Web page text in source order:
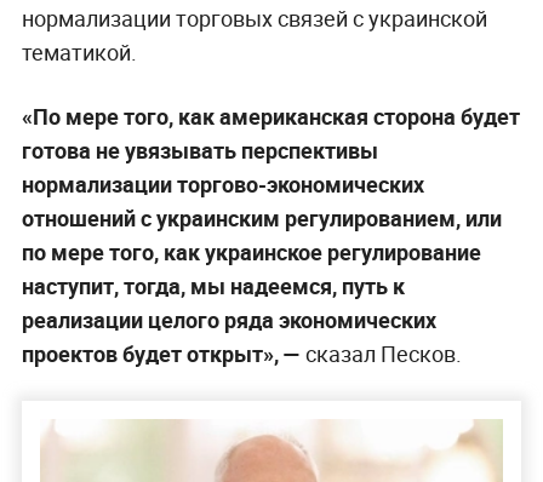
нормализации торговых связей с украинской
тематикой.
«По мере того, как американская сторона будет
готова не увязывать перспективы
нормализации торгово-экономических
отношений с украинским регулированием, или
по мере того, как украинское регулирование
наступит, тогда, мы надеемся, путь к
реализации целого ряда экономических
проектов будет открыт», — сказал Песков.